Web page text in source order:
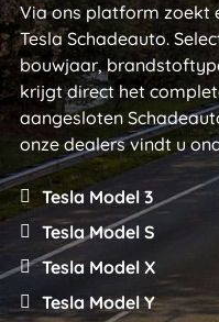
Via ons platform zoekt
Tesla Schadeauto.
bouwjaar,
krijgt direct het
aangesloten
onze dealers vindt u
Tesla Model 3
Tesla Model S
Tesla Model X
Tesla Model Y